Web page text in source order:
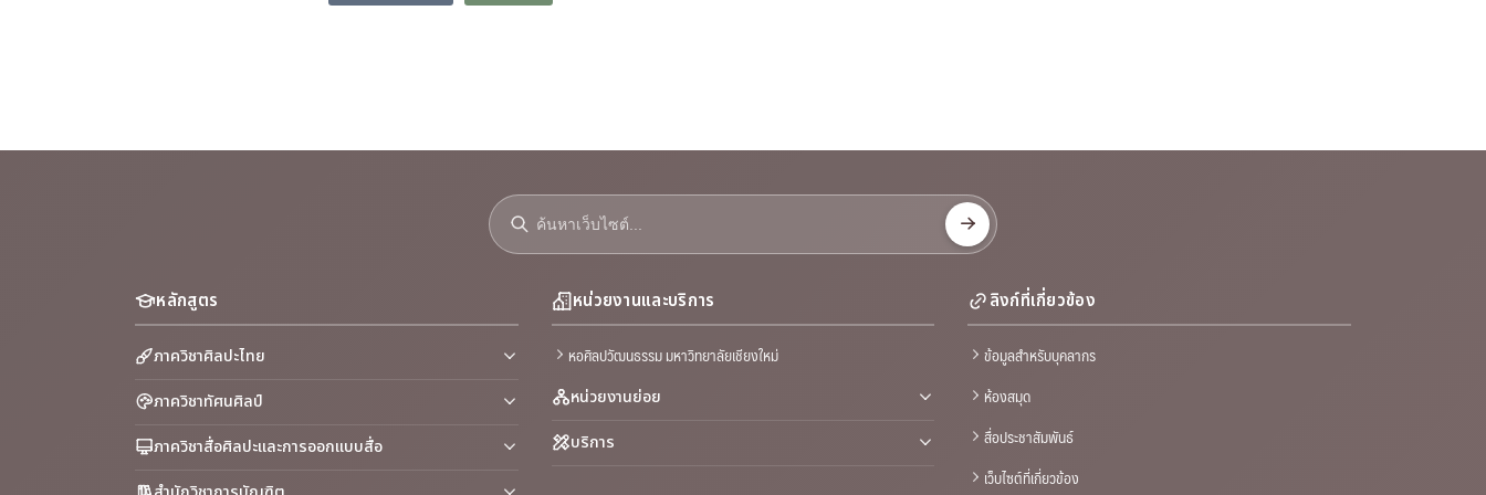
หลักสูตร
ภาควิชาศิลปะไทย
ภาควิชาทัศนศิลป์
ภาควิชาสื่อศิลปะและการออกแบบสื่อ
หน่วยงานและบริการ
หอศิลปวัฒนธรรม มหาวิทยาลัยเชียงใหม่
หน่วยงานย่อย
บริการ
ลิงก์ที่เกี่ยวข้อง
ข้อมูลสำหรับบุคลากร
ห้องสมุด
สื่อประชาสัมพันธ์
เว็บไซต์ที่เกี่ยวข้อง